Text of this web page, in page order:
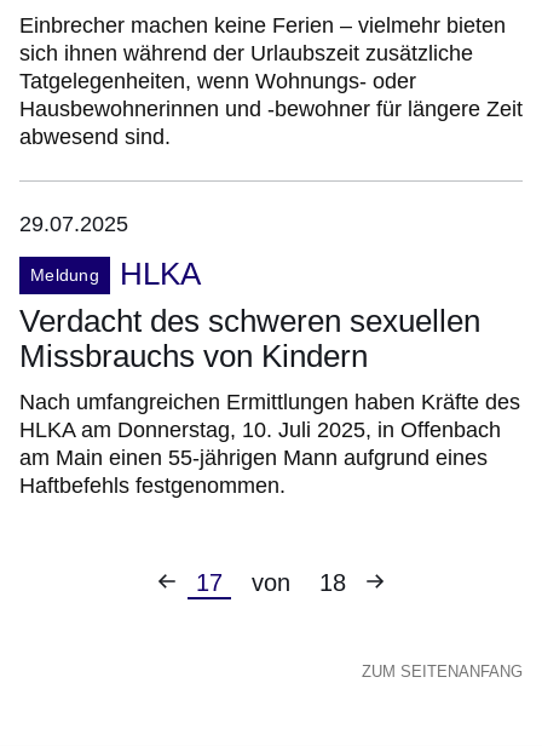
Einbrecher machen keine Ferien – vielmehr bieten
sich ihnen während der Urlaubszeit zusätzliche
Tatgelegenheiten, wenn Wohnungs- oder
Hausbewohnerinnen und -bewohner für längere Zeit
abwesend sind.
29.07.2025
Meldung
HLKA
Verdacht des schweren sexuellen
Missbrauchs von Kindern
Nach umfangreichen Ermittlungen haben Kräfte des
HLKA am Donnerstag, 10. Juli 2025, in Offenbach
am Main einen 55-jährigen Mann aufgrund eines
Haftbefehls festgenommen.
Vorherige
Aktuelle
17 von 18
Nächste
ZUM SEITENANFANG